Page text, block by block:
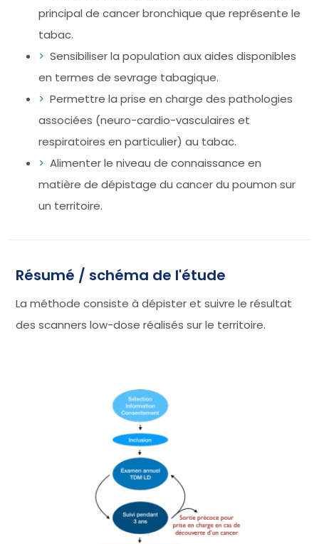
principal de cancer bronchique que représente le
tabac.
Sensibiliser la population aux aides disponibles
en termes de sevrage tabagique.
Permettre la prise en charge des pathologies
associées (neuro-cardio-vasculaires et
respiratoires en particulier) au tabac.
Alimenter le niveau de connaissance en
matière de dépistage du cancer du poumon sur
un territoire.
Résumé / schéma de l'étude
La méthode consiste à dépister et suivre le résultat
des scanners low-dose réalisés sur le territoire.